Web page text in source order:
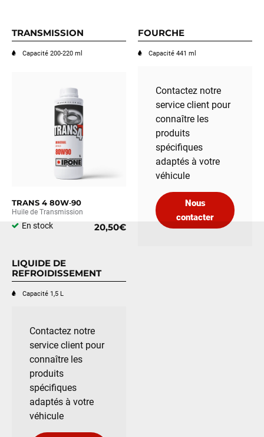
TRANSMISSION
Capacité 200-220 ml
TRANS 4 80W‑90
Huile de Transmission
En stock 20,50€
FOURCHE
Capacité 441 ml
Contactez notre
service client pour
connaître les
produits
spécifiques
adaptés à votre
véhicule
Nous
contacter
LIQUIDE DE
REFROIDISSEMENT
Capacité 1,5 L
Contactez notre
service client pour
connaître les
produits
spécifiques
adaptés à votre
véhicule